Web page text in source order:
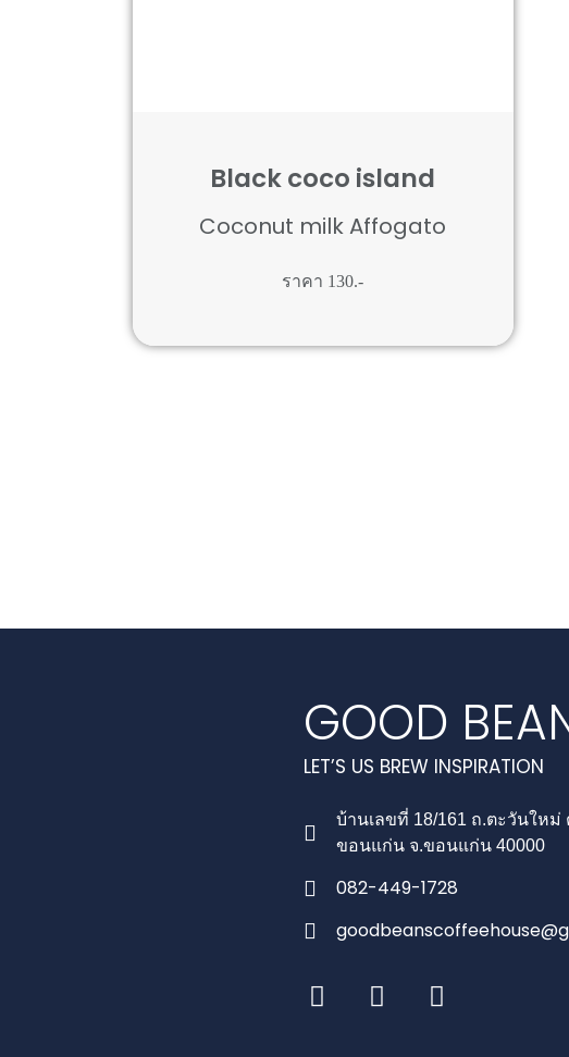
Black coco island
Coconut milk Affogato
ราคา 130.-
GOOD
LET’S US BREW INSPIRATION
บ้านเลขที่ 18/161 ถ.ตะวันใหม่
ขอนแก่น จ.ขอนแก่น 40000
082-449-1728